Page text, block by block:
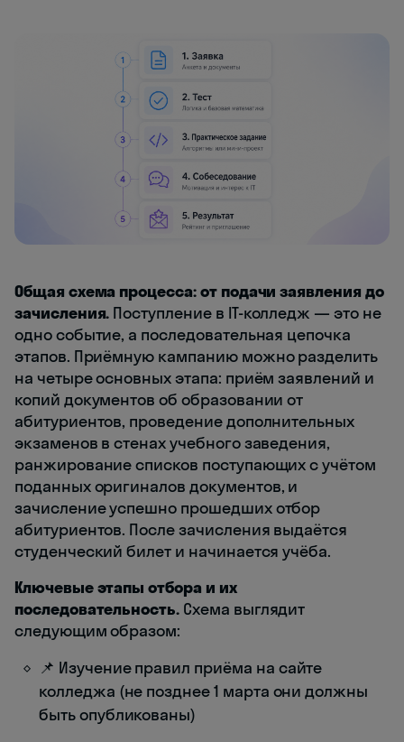
Общая схема процесса: от подачи заявления до
зачисления. Поступление в IT-колледж — это не
одно событие, а последовательная цепочка
этапов. Приёмную кампанию можно разделить
на четыре основных этапа: приём заявлений и
копий документов об образовании от
абитуриентов, проведение дополнительных
экзаменов в стенах учебного заведения,
ранжирование списков поступающих с учётом
поданных оригиналов документов, и
зачисление успешно прошедших отбор
абитуриентов. После зачисления выдаётся
студенческий билет и начинается учёба.
Ключевые этапы отбора и их
последовательность. Схема выглядит
следующим образом:
📌 Изучение правил приёма на сайте
колледжа (не позднее 1 марта они должны
быть опубликованы)